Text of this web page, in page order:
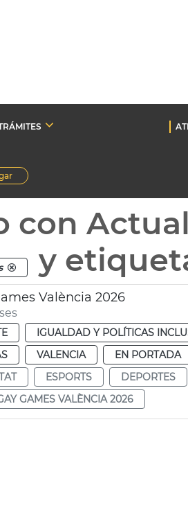
con
y
València 2026
IGUALDAD Y POLÍTICAS
VALENCIA EN PORTADA
ESPORTS DEPORTES
GAMES VALÈNCIA 2026